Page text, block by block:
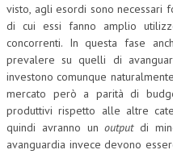
visto, agli esordi sono necessari
di cui essi fanno amplio
concorrenti. In questa fase
prevalere su quelli di
investono comunque
mercato però a parità di
produttivi rispetto alle altre
quindi avranno unoutputdi
avanguardia invece devono